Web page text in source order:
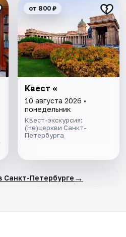
от 800 ₽
Квест «
10 августа 2026 •
понедельник
Квест-экскурсия:
(Не)церкви Санкт-
Петербурга
Санкт-Петербурге →